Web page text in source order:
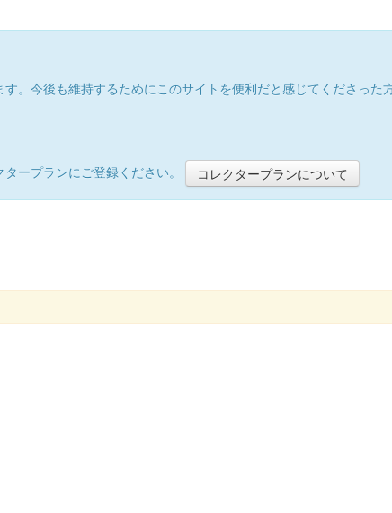
。今後も維持するためにこのサイトを便利だと感じてくださっ
ープランにご登録ください。
コレクタープランについて